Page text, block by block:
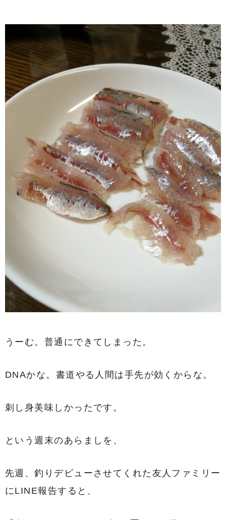
うーむ。普通にできてしまった。
DNAかな。書道やる人間は手先が効くからな。
刺し身美味しかったです。
という週末のあらましを、
先週、釣りデビューさせてくれた友人ファミリー
にLINE報告すると、